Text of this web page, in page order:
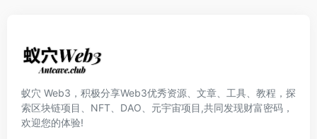
蚁穴 Web3，积极分享Web3优秀资源、文章、工具、教程，探
索区块链项目、NFT、DAO、元宇宙项目,共同发现财富密码，
欢迎您的体验!